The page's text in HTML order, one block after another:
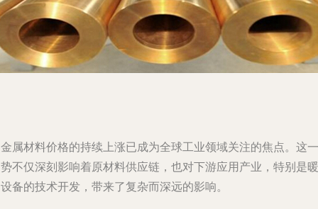
属材料价格的持续上涨已成为全球工业领域关注的焦点。这一
不仅深刻影响着原材料供应链，也对下游应用产业，特别是暖
备的技术开发，带来了复杂而深远的影响。